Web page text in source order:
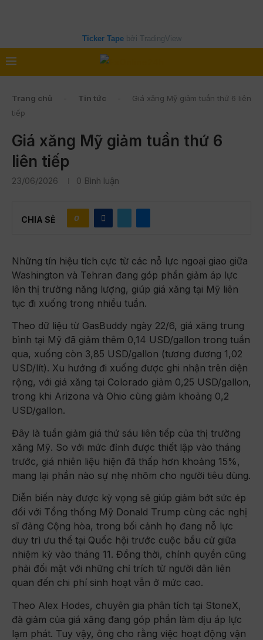
Ticker Tapebởi TradingView
Trang chủ - Tin tức -
Giá xăng Mỹ giảm tuần thứ 6 liên
tiếp
Giá xăng Mỹ giảm tuần thứ 6
liên tiếp
23/06/2026 0 Bình luận
CHIA SẺ 0
Những tín hiệu tích cực từ các nỗ lực ngoại giao giữa
Washington và Tehran đang góp phần giảm áp lực
lên thị trường năng lượng, giúp giá xăng tại Mỹ liên
tục đi xuống trong nhiều tuần.
Theo dữ liệu từ GasBuddy ngày 22/6, giá xăng trung
bình tại Mỹ đã giảm thêm 0,14 USD/gallon trong tuần
qua, xuống còn 3,85 USD/gallon (tương đương 1,02
USD/lít). Xu hướng đi xuống được ghi nhận trên diện
rộng, với giá xăng tại Colorado giảm 0,25 USD/gallon,
trong khi Arizona và Ohio cùng giảm khoảng 0,2
USD/gallon.
Đây là tuần giảm giá thứ sáu liên tiếp của thị trường
xăng Mỹ. So với mức đỉnh được thiết lập vào tháng
trước, giá nhiên liệu hiện đã thấp hơn khoảng 15%,
mang lại phần nào sự nhẹ nhõm cho người tiêu dùng.
Diễn biến này được kỳ vọng sẽ giúp giảm bớt sức ép
đối với Tổng thống Mỹ Donald Trump cùng các nghị
sĩ đảng Cộng hòa, trong bối cảnh họ đang nỗ lực
duy trì ưu thế tại Quốc hội trước cuộc bầu cử giữa
nhiệm kỳ vào tháng 11. Đồng thời, chính quyền cũng
phải đối mặt với những chỉ trích từ người dân liên
quan đến chi phí sinh hoạt vẫn ở mức cao.
Theo Alex Hodes, chuyên gia phân tích tại StoneX,
đà giảm của giá xăng đang góp phần làm dịu áp lực
lạm phát. Tuy vậy, ông cho rằng việc hoạt động vận